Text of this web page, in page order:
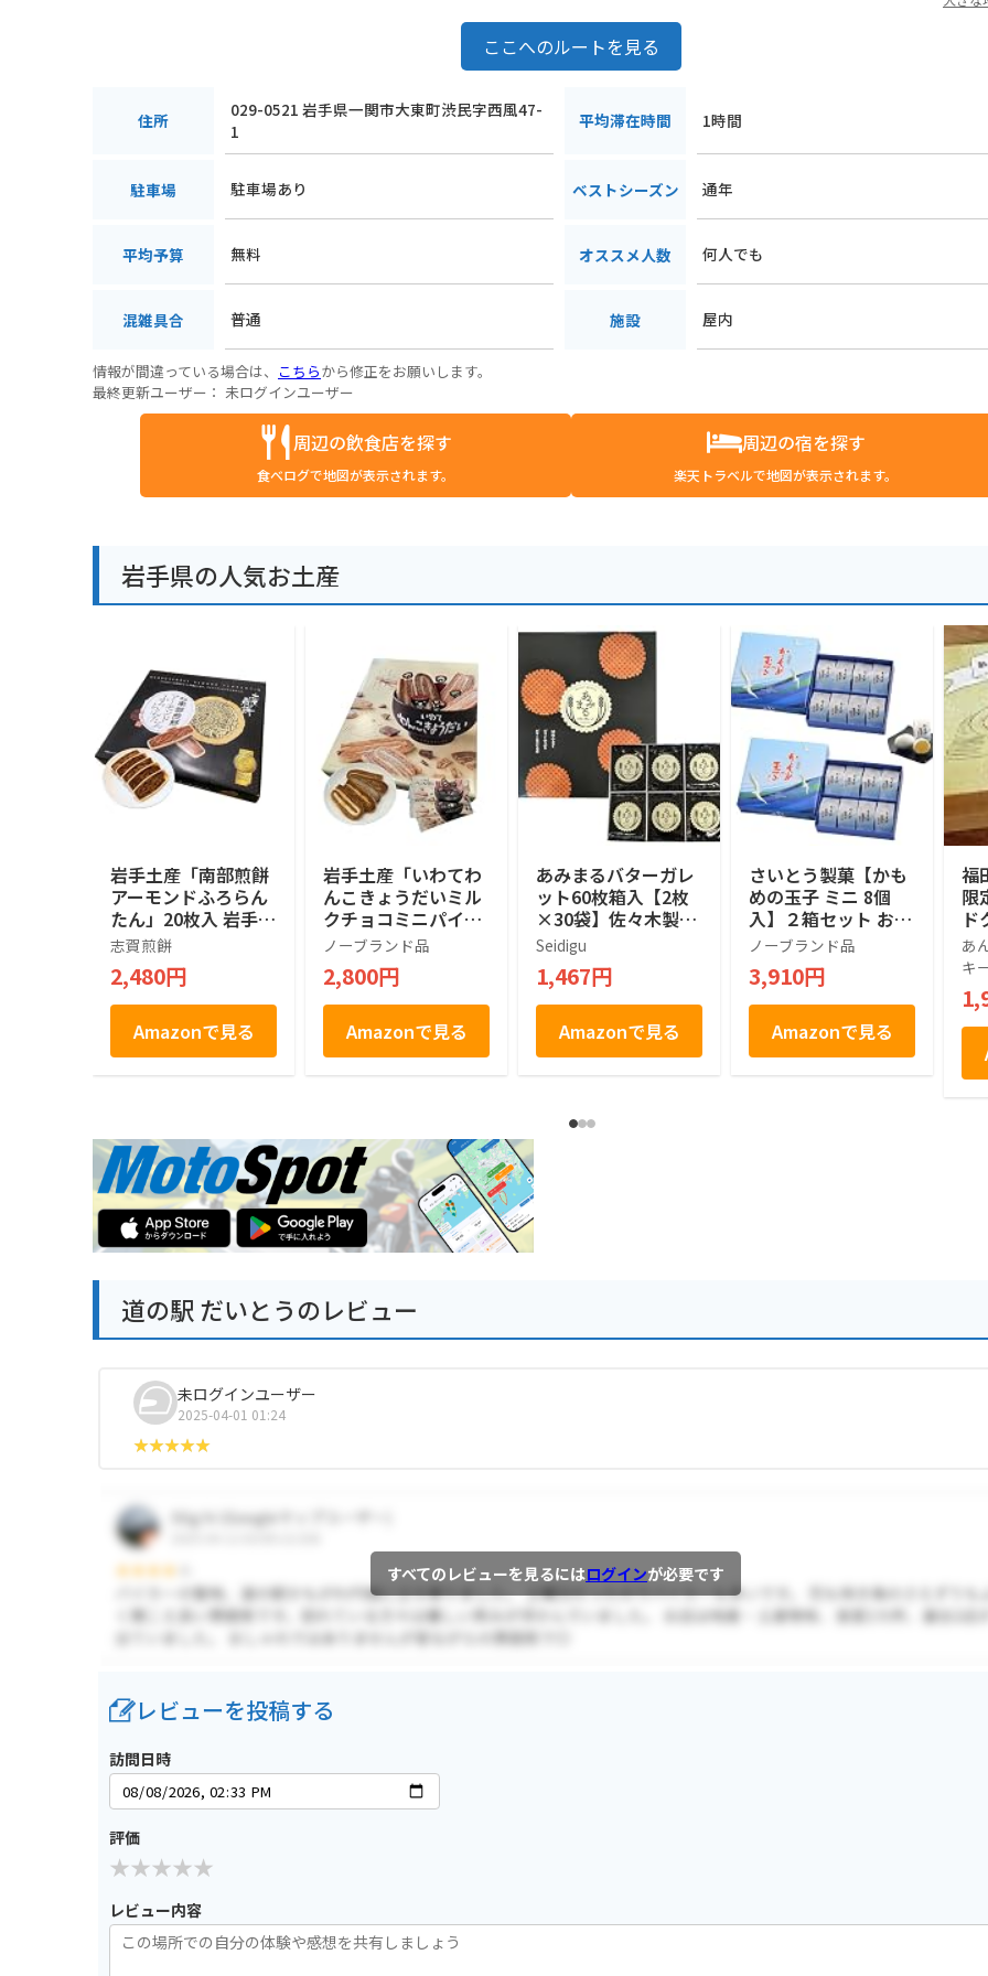
ここへのルートを見る
住所
029-0521 岩手県一関市大東町渋民字西風47-
1
平均滞在時間 1時間
駐車場 駐車場あり ベストシーズン 通年
平均予算 無料 オススメ人数 何人でも
混雑具合 普通 施設 屋内
情報が間違っている場合は、 こちらから修正をお願いします。
最終更新ユーザー： 未ログインユーザー
周辺の飲食店を探す
食べログで地図が表示されます。
周辺の宿を探す
楽天トラベルで地図が表示されます。
岩手県の人気お土産
岩手土産「南部煎餅
アーモンドふろらん
たん」20枚入 岩手
お土産 お菓子 南部
せんべい
志賀煎餅
2,480円
Amazonで見る
岩手土産「いわてわ
んこきょうだいミル
クチョコミニパイ」
24個入 岩手 お土産
お菓子（手提げ袋付
き）
ノーブランド品
2,800円
Amazonで見る
あみまるバターガレ
ット60枚箱入【2枚
×30袋】佐々木製菓
[工場直送]岩手銘菓
Seidigu
1,467円
Amazonで見る
さいとう製菓【かも
めの玉子 ミニ 8個
入】２箱セット お土
産 手土産 ギフト お
菓子 岩手銘菓 東北
ノーブランド品
3,910円
Amazonで見る
福
限
ド
あ
キ
道の駅 だいとうのレビュー
未ログインユーザー
2025-04-01 01:24
すべてのレビューを見るにはログインが必要です
レビューを投稿する
訪問日時
評価
レビュー内容